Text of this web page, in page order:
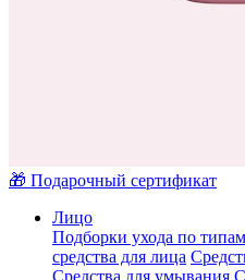
🎁 Подарочный сертификат
Лицо
Подборки ухода по
средства для лица
Средства для умывания